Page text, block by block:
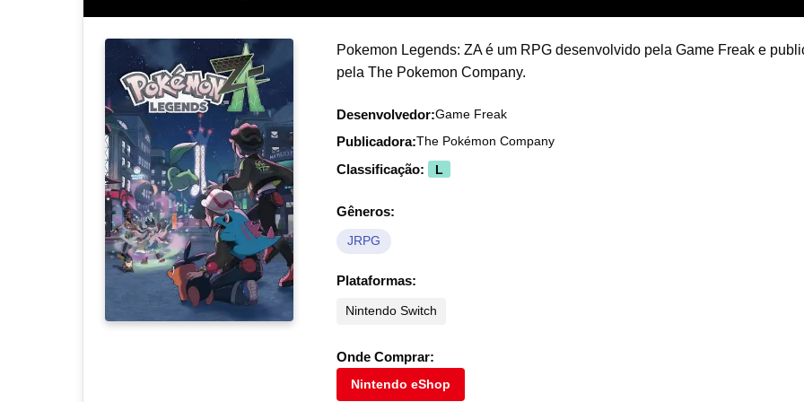
Pokemon Legends: ZA é um RPG desenvolvido pela Game Freak e
pela The Pokemon Company.
Desenvolvedor:Game Freak
Publicadora:The Pokémon Company
Classificação: L
Gêneros:
JRPG
Plataformas:
Nintendo Switch
Onde Comprar:
Nintendo eShop